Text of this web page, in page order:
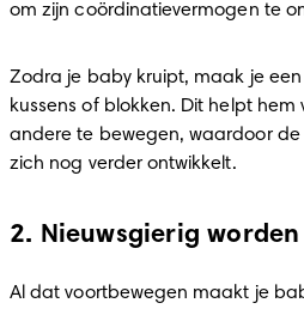
om zijn coördinatievermogen te
Zodra je baby kruipt, maak je
kussens of blokken. Dit helpt
andere te bewegen, waardoor de
zich nog verder ontwikkelt.
2. Nieuwsgierig worden
Al dat voortbewegen maakt je